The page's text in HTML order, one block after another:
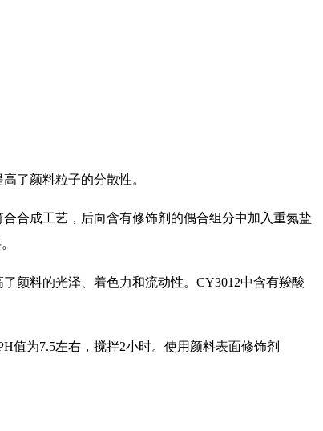
了颜料粒子的分散性。
合成工艺，后向含有修饰剂的偶合组分中加入重氮盐
颜料的光泽、着色力和流动性。CY3012中含有羧酸
值为7.5左右，搅拌2小时。使用颜料表面修饰剂